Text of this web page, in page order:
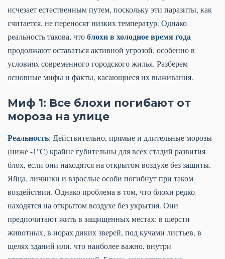
исчезает естественным путем, поскольку эти паразиты, как
считается, не переносят низких температур. Однако
реальность такова, чтоблохи в холодное время года
продолжают оставаться активной угрозой, особенно в
условиях современного городского жилья. Разберем
основные мифы и факты, касающиеся их выживания.
Миф 1: Все блохи погибают от
мороза на улице
Реальность: Действительно, прямые и длительные морозы
(ниже -1°C) крайне губительны для всех стадий развития
блох, если они находятся на открытом воздухе без защиты.
Яйца, личинки и взрослые особи погибнут при таком
воздействии. Однако проблема в том, что блохи редко
находятся на открытом воздухе без укрытия. Они
предпочитают жить в защищенных местах: в шерсти
животных, в норах диких зверей, под кучами листьев, в
щелях зданий или, что наиболее важно, внутри